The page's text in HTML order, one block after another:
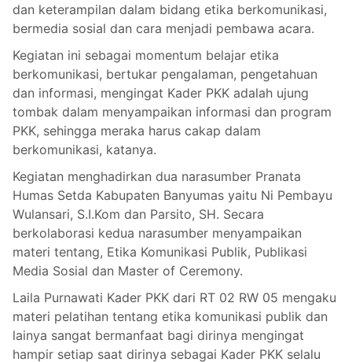
dan keterampilan dalam bidang etika berkomunikasi,
bermedia sosial dan cara menjadi pembawa acara.
Kegiatan ini sebagai momentum belajar etika
berkomunikasi, bertukar pengalaman, pengetahuan
dan informasi, mengingat Kader PKK adalah ujung
tombak dalam menyampaikan informasi dan program
PKK, sehingga meraka harus cakap dalam
berkomunikasi, katanya.
Kegiatan menghadirkan dua narasumber Pranata
Humas Setda Kabupaten Banyumas yaitu Ni Pembayu
Wulansari, S.I.Kom dan Parsito, SH. Secara
berkolaborasi kedua narasumber menyampaikan
materi tentang, Etika Komunikasi Publik, Publikasi
Media Sosial dan Master of Ceremony.
Laila Purnawati Kader PKK dari RT 02 RW 05 mengaku
materi pelatihan tentang etika komunikasi publik dan
lainya sangat bermanfaat bagi dirinya mengingat
hampir setiap saat dirinya sebagai Kader PKK selalu